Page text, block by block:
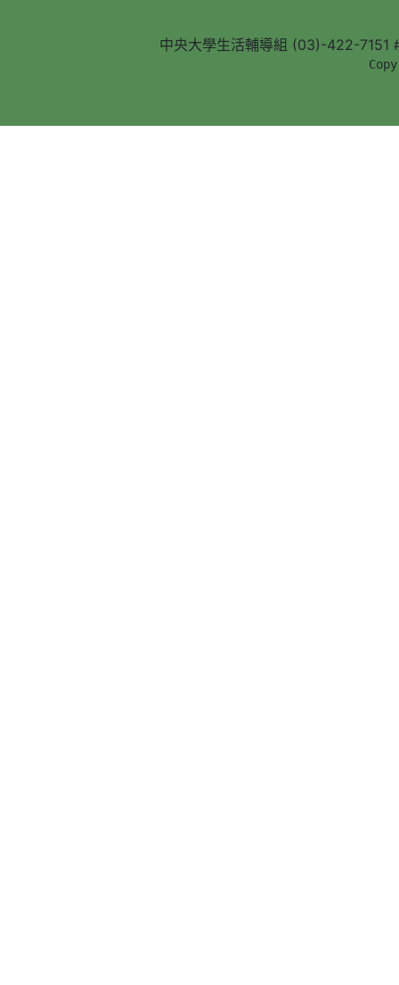
中央大學生活輔導組 (03)-422-7151